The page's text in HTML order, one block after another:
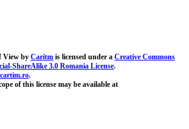
View by Caritm is licensed under a Creative Commons
ShareAlike 3.0 Romania License.
.
of this license may be available at